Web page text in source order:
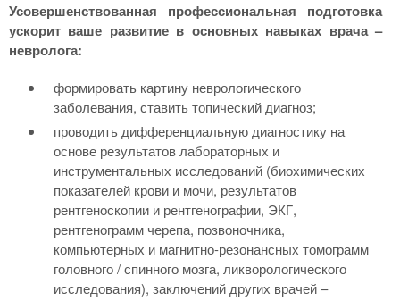
Усовершенствованная профессиональная подготовка
ускорит ваше развитие в основных навыках врача –
невролога:
формировать картину неврологического
заболевания, ставить топический диагноз;
проводить дифференциальную диагностику на
основе результатов лабораторных и
инструментальных исследований (биохимических
показателей крови и мочи, результатов
рентгеноскопии и рентгенографии, ЭКГ,
рентгенограмм черепа, позвоночника,
компьютерных и магнитно-резонансных томограмм
головного / спинного мозга, ликворологического
исследования), заключений других врачей –